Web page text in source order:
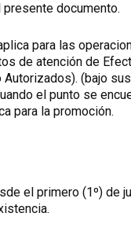
documento.
para las
de atención de
(bajo
el punto se
para la promoción.
el primero (1º) de